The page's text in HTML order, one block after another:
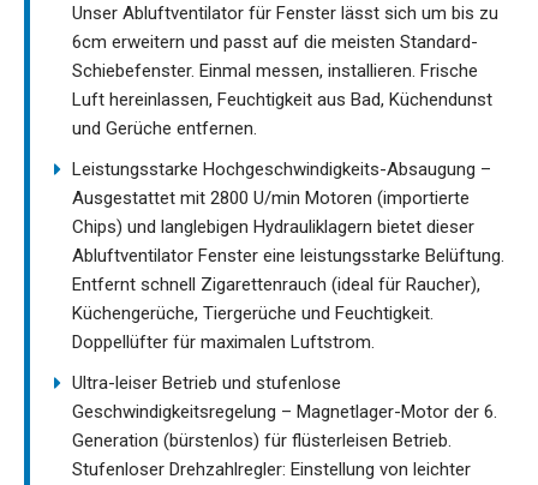
Unser Abluftventilator für Fenster lässt sich um bis zu
6cm erweitern und passt auf die meisten Standard-
Schiebefenster. Einmal messen, installieren. Frische
Luft hereinlassen, Feuchtigkeit aus Bad, Küchendunst
und Gerüche entfernen.
Leistungsstarke Hochgeschwindigkeits-Absaugung –
Ausgestattet mit 2800 U/min Motoren (importierte
Chips) und langlebigen Hydrauliklagern bietet dieser
Abluftventilator Fenster eine leistungsstarke Belüftung.
Entfernt schnell Zigarettenrauch (ideal für Raucher),
Küchengerüche, Tiergerüche und Feuchtigkeit.
Doppellüfter für maximalen Luftstrom.
Ultra-leiser Betrieb und stufenlose
Geschwindigkeitsregelung – Magnetlager-Motor der 6.
Generation (bürstenlos) für flüsterleisen Betrieb.
Stufenloser Drehzahlregler: Einstellung von leichter